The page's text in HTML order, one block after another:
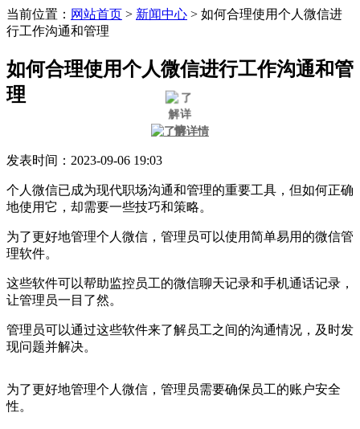
当前位置： 网站首页 > 新闻中心 > 如何合理使用个人微信进
行工作沟通和管理
如何合理使用个人微信进行工作沟通和管
理
发表时间：2023-09-06 19:03
个人微信已成为现代职场沟通和管理的重要工具，但如何正确
地使用它，却需要一些技巧和策略。
为了更好地管理个人微信，管理员可以使用简单易用的微信管
理软件。
这些软件可以帮助监控员工的微信聊天记录和手机通话记录，
让管理员一目了然。
管理员可以通过这些软件来了解员工之间的沟通情况，及时发
现问题并解决。
为了更好地管理个人微信，管理员需要确保员工的账户安全
性。